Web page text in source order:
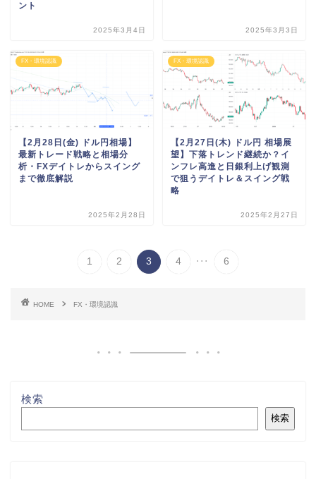
ント
2025年3月4日 2025年3月3日
FX・環境認識
【2月28日(金) ドル円相場】
最新トレード戦略と相場分
析・FXデイトレからスイング
まで徹底解説
2025年2月28日
FX・環境認識
【2月27日(木) ドル円 相場展
望】下落トレンド継続か？イ
ンフレ高進と日銀利上げ観測
で狙うデイトレ＆スイング戦
略
2025年2月27日
1 2 3 4 ... 6
HOME FX・環境認識
検索
検索